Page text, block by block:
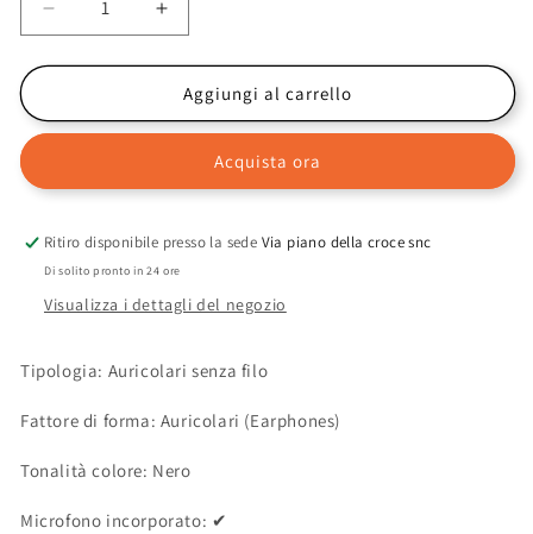
Diminuisci
quantità
per
BH10
Bluetooth
Aumenta
quantità
per
CELLY
BH10
Bluetooth
Aggiungi al carrello
Acquista ora
Ritiro disponibile presso la sede Via piano della croce snc
Di solito pronto in 24 ore
Visualizza i dettagli del negozio
Tipologia: Auricolari senza filo
Fattore di forma: Auricolari (Earphones)
Tonalità colore: Nero
Microfono incorporato: ✔